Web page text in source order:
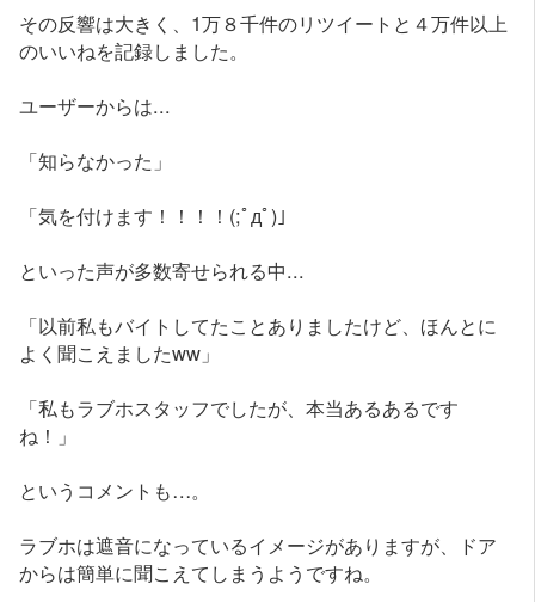
その反響は大きく、1万８千件のリツイートと４万件以上
のいいねを記録しました。
ユーザーからは...
「知らなかった」
「気を付けます！！！！(;ﾟдﾟ)」
といった声が多数寄せられる中...
「以前私もバイトしてたことありましたけど、ほんとに
よく聞こえましたww」
「私もラブホスタッフでしたが、本当あるあるです
ね！」
というコメントも…。
ラブホは遮音になっているイメージがありますが、ドア
からは簡単に聞こえてしまうようですね。